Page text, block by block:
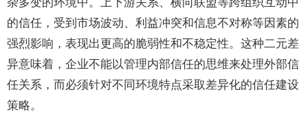
的信任，受到市场波动、利益冲突和信息不对称等因素的
强烈影响，表现出更高的脆弱性和不稳定性。这种二元差
异意味着，企业不能以管理内部信任的思维来处理外部信
任关系，而必须针对不同环境特点采取差异化的信任建设
策略。